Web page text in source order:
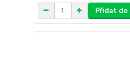
Přidat do